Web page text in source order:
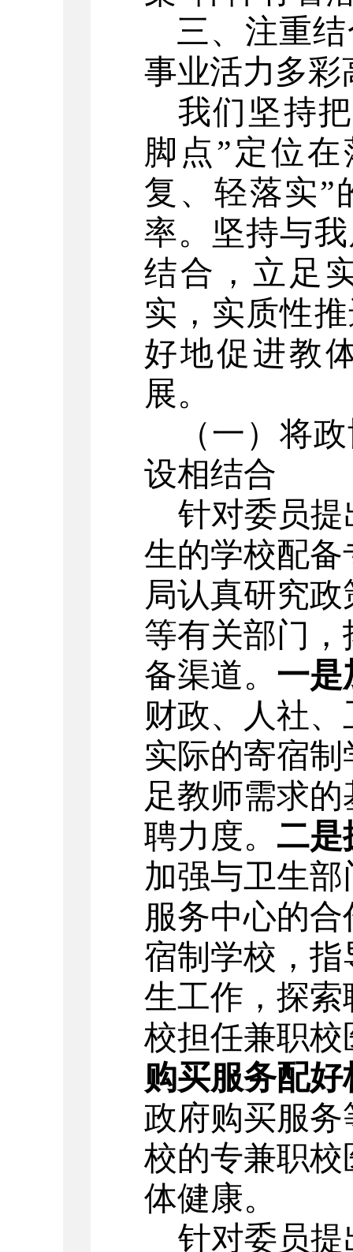
三、 注重
事业活力多彩
我们坚持
脚点”定位
复、轻落实”
率。坚持与
结合，立足
实，实质性
好地促进教
展。
（一）将
设相结合
针对委员提
生的学校配
局认真研究
等有关部门，
备渠道。 一是
财政、人社
实际的寄宿
足教师需求
聘力度。 二是
加强与卫生
服务中心的
宿制学校，
生工作，探
校担任兼职
购买服务配好
政府购买服
校的专兼职
体健康。
针对委员提